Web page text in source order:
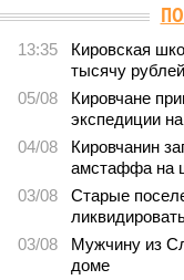
13:35
Кировская
тысячу
05/08
Кировчане
экспедиции
04/08
Кировчанин
амстаффа на
03/08
Старые
03/08
Мужчину из
доме